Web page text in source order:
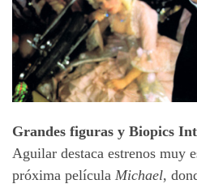
Grandes figuras y Biopics
Aguilar destaca estrenos muy
próxima película Michael,